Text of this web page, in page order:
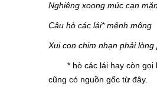
Nghiêng xoong múc cạn
Câu hò các lái* mênh mông
Xui con chim nhạn phải lòng
* hò các lái hay còn gọi là
cũng có nguồn gốc từ đây.